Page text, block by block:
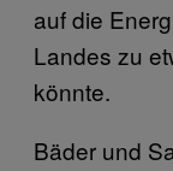
auf die
Landes zu
könnte.
Bäder und